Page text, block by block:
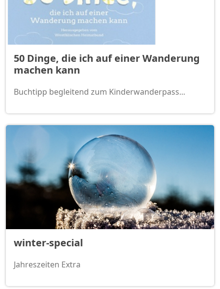
50 Dinge, die ich auf einer Wanderung
machen kann
Buchtipp begleitend zum Kinderwanderpass...
winter-special
Jahreszeiten Extra